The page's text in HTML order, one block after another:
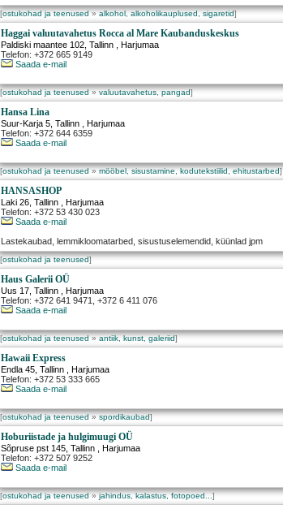
[ostukohad ja teenused»alkohol, alkoholikauplused, sigaretid]
Haggai valuutavahetus Rocca al Mare Kaubanduskeskus
Paldiski maantee 102 ,Tallinn , Harjumaa
Telefon: +372 665 9149
Saada e-mail
[ostukohad ja teenused»valuutavahetus, pangad]
Hansa Lina
Suur-Karja 5 ,Tallinn , Harjumaa
Telefon: +372 644 6359
Saada e-mail
[ostukohad ja teenused»mööbel, sisustamine, kodutekstiilid, ehitustarbed]
HANSASHOP
Laki 26 ,Tallinn , Harjumaa
Telefon: +372 53 430 023
Saada e-mail
Lastekaubad, lemmikloomatarbed, sisustuselemendid, küünlad jpm
[ostukohad ja teenused]
Haus Galerii OÜ
Uus 17 ,Tallinn , Harjumaa
Telefon: +372 641 9471, +372 6 411 076
Saada e-mail
[ostukohad ja teenused»antiik, kunst, galeriid]
Hawaii Express
Endla 45 ,Tallinn , Harjumaa
Telefon: +372 53 333 665
Saada e-mail
[ostukohad ja teenused»spordikaubad]
Hoburiistade ja hulgimuugi OÜ
Sõpruse pst 145 ,Tallinn , Harjumaa
Telefon: +372 507 9252
Saada e-mail
[ostukohad ja teenused»jahindus, kalastus, fotopoed...]